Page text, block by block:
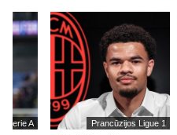
Serie A Prancūzijos Ligue 1